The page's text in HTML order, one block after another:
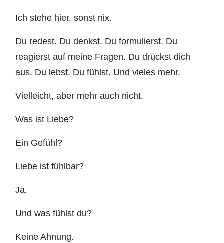
Ich stehe hier, sonst nix.
Du redest. Du denkst. Du formulierst. Du
reagierst auf meine Fragen. Du drückst dich
aus. Du lebst. Du fühlst. Und vieles mehr.
Vielleicht, aber mehr auch nicht.
Was ist Liebe?
Ein Gefühl?
Liebe ist fühlbar?
Ja.
Und was fühlst du?
Keine Ahnung.